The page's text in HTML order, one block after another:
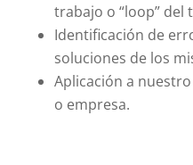
trabajo o “loop” del
Identificación de
soluciones de los
Aplicación a
o empresa.